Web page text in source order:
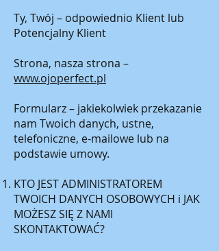
Ty, Twój – odpowiednio Klient lub
Potencjalny Klient
Strona, nasza strona –
www.ojoperfect.pl
Formularz – jakiekolwiek przekazanie
nam Twoich danych, ustne,
telefoniczne, e-mailowe lub na
podstawie umowy.
KTO JEST ADMINISTRATOREM
TWOICH DANYCH OSOBOWYCH i JAK
MOŻESZ SIĘ Z NAMI
SKONTAKTOWAĆ?